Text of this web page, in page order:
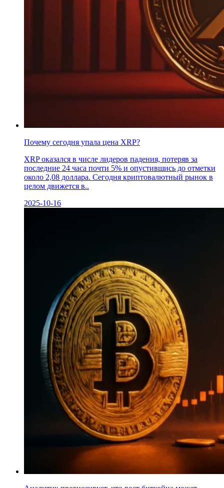
Почему сегодня упала цена XRP?
XRP оказался в числе лидеров падения, потеряв за
последние 24 часа почти 5% и опустившись до отметки
около 2,08 доллара. Сегодня криптовалютный рынок в
целом движется в..
2025-10-16